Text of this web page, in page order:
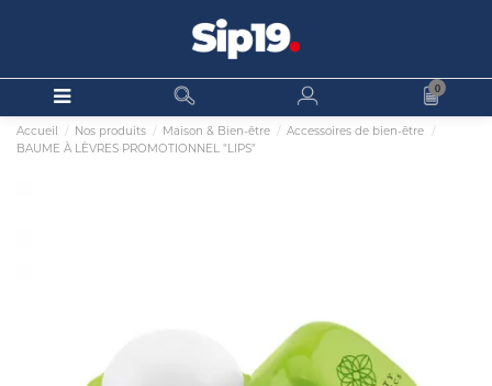
0
Accueil Nos produits Maison & Bien-être
Accessoires de bien-être
BAUME À LÈVRES PROMOTIONNEL "LIPS"